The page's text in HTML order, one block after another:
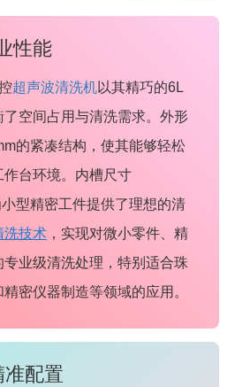
性能
超声波清洗机以其精巧的6L
空间占用与清洗需求。外形
的紧凑结构，使其能够轻松
台环境。内槽尺寸
型精密工件提供了理想的清
洗技术，实现对微小零件、精
业级清洗处理，特别适合珠
密仪器制造等领域的应用。
准配置